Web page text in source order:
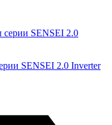
SENSEI 2.0 Inverter